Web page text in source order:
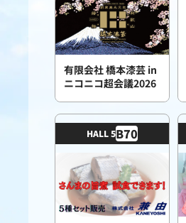
有限会社 橋本漆芸 in
ニコニコ超会議2026
HALL 5B70